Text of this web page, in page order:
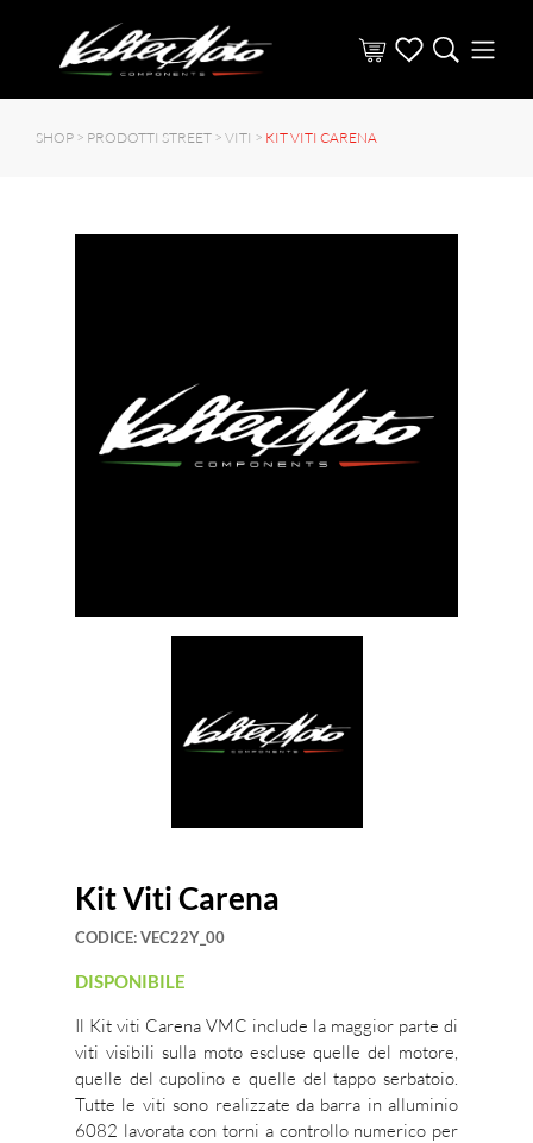
SHOP > PRODOTTI STREET > VITI > KIT VITI CARENA
Kit Viti Carena
CODICE:VEC22Y_00
DISPONIBILE
Il Kit viti Carena VMC include la maggior parte di
viti visibili sulla moto escluse quelle del motore,
quelle del cupolino e quelle del tappo serbatoio.
Tutte le viti sono realizzate da barra in alluminio
6082 lavorata con torni a controllo numerico per